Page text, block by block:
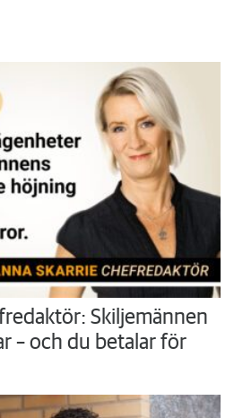
Skiljemännen
– och du betalar för